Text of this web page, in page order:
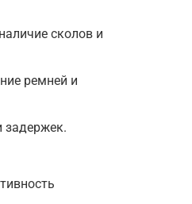
сколов и
ремней и
задержек.